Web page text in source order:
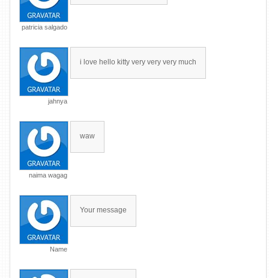
patricia salgado
jahnya
i love hello kitty very very very much
naima wagag
waw
Name
Your message